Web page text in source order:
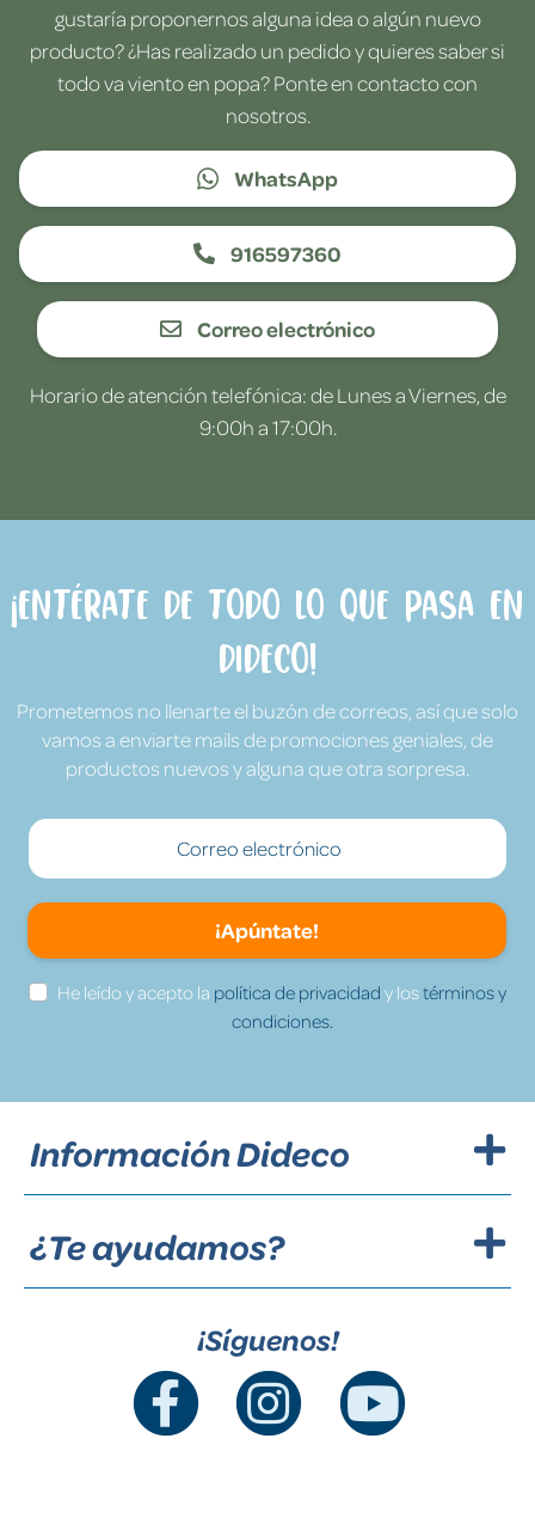
gustaría proponernos alguna idea o algún nuevo
producto? ¿Has realizado un pedido y quieres saber si
todo va viento en popa? Ponte en contacto con
nosotros.
WhatsApp
916597360
Correo electrónico
Horario de atención telefónica: de Lunes a Viernes, de
9:00h a 17:00h.
¡Entérate de todo lo que pasa en
Dideco!
Prometemos no llenarte el buzón de correos, así que solo
vamos a enviarte mails de promociones geniales, de
productos nuevos y alguna que otra sorpresa.
¡Apúntate!
He leído y acepto la política de privacidad y lostérminos y
condiciones.
Información Dideco
¿Te ayudamos?
¡Síguenos!